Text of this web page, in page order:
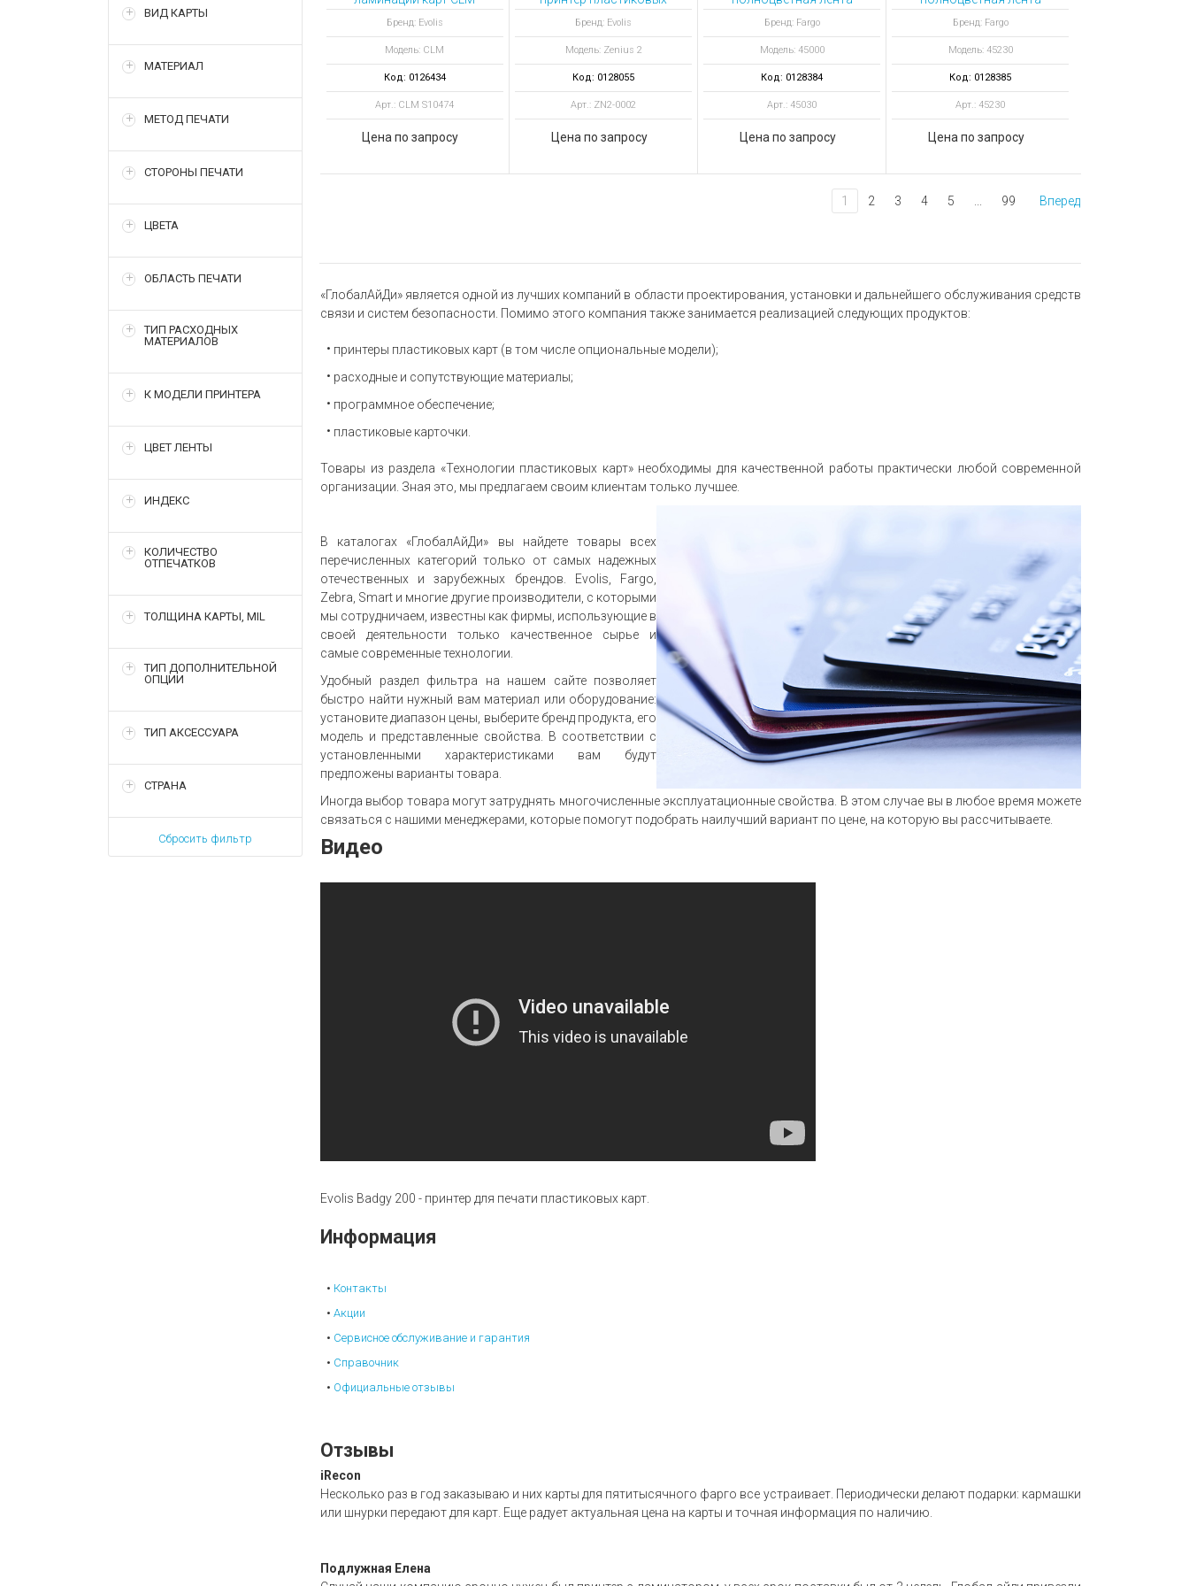
ВИД КАРТЫ
МАТЕРИАЛ
МЕТОД ПЕЧАТИ
СТОРОНЫ ПЕЧАТИ
ЦВЕТА
ОБЛАСТЬ ПЕЧАТИ
ТИП РАСХОДНЫХ
МАТЕРИАЛОВ
К МОДЕЛИ ПРИНТЕРА
ЦВЕТ ЛЕНТЫ
ИНДЕКС
КОЛИЧЕСТВО
ОТПЕЧАТКОВ
ТОЛЩИНА КАРТЫ, MIL
ТИП ДОПОЛНИТЕЛЬНОЙ
ОПЦИИ
ТИП АКСЕССУАРА
СТРАНА
Сбросить фильтр
для принтера Agilia
Бренд: Evolis
Модель: CLM
Код: 0126434
Арт.: CLM S10474
Цена по запросу
карт Zenius 2 Expert,
USB & Ethernet, ID-ALL
ПО
Бренд: Evolis
Модель: Zenius 2
Код: 0128055
Арт.: ZN2-0002
Цена по запросу
YMCKO 300
отпечатков
Бренд: Fargo
Модель: 45000
Код: 0128384
Арт.: 45030
Цена по запросу
YMCKO 700
отпечатков
Бренд: Fargo
Модель: 45230
Код: 0128385
Арт.: 45230
Цена по запросу
1 2 3 4 5 99 Вперед
«ГлобалАйДи» является одной из лучших компаний в области проектирования, установки и дальнейшего обслуживания средств
связи и систем безопасности. Помимо этого компания также занимается реализацией следующих продуктов:
принтеры пластиковых карт (в том числе опциональные модели);
расходные и сопутствующие материалы;
программное обеспечение;
пластиковые карточки.
Товары из раздела «Технологии пластиковых карт» необходимы для качественной работы практически любой современной
организации. Зная это, мы предлагаем своим клиентам только лучшее.
В каталогах «ГлобалАйДи» вы найдете товары всех
перечисленных категорий только от самых надежных
отечественных и зарубежных брендов. Evolis, Fargo,
Zebra, Smart и многие другие производители, с которыми
мы сотрудничаем, известны как фирмы, использующие в
своей деятельности только качественное сырье и
самые современные технологии.
Удобный раздел фильтра на нашем сайте позволяет
быстро найти нужный вам материал или оборудование:
установите диапазон цены, выберите бренд продукта, его
модель и представленные свойства. В соответствии с
установленными характеристиками вам будут
предложены варианты товара.
Иногда выбор товара могут затруднять многочисленные эксплуатационные свойства. В этом случае вы в любое время можете
связаться с нашими менеджерами, которые помогут подобрать наилучший вариант по цене, на которую вы рассчитываете.
Видео
Evolis Badgy 200 - принтер для печати пластиковых карт.
Информация
Контакты
Акции
Сервисное обслуживание и гарантия
Справочник
Официальные отзывы
Отзывы
iRecon
Несколько раз в год заказываю и них карты для пятитысячного фарго все устраивает. Периодически делают подарки: кармашки
или шнурки передают для карт. Еще радует актуальная цена на карты и точная информация по наличию.
Подлужная Елена